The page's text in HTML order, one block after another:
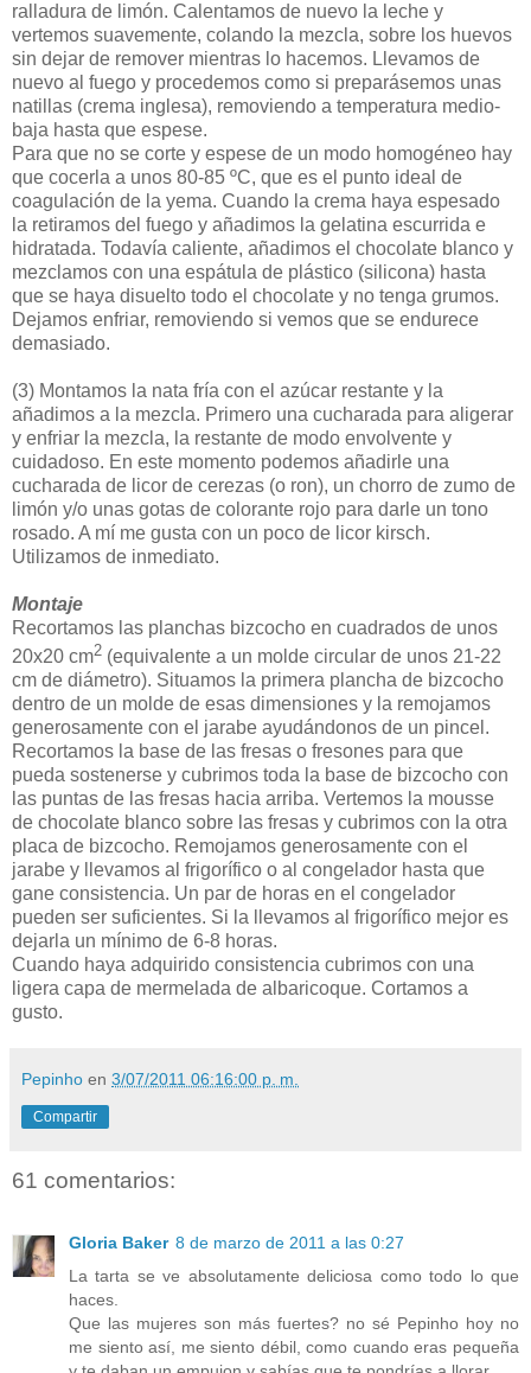
ralladura de limón. Calentamos de nuevo la leche y
vertemos suavemente, colando la mezcla, sobre los huevos
sin dejar de remover mientras lo hacemos. Llevamos de
nuevo al fuego y procedemos como si preparásemos unas
natillas (crema inglesa), removiendo a temperatura medio-
baja hasta que espese.
Para que no se corte y espese de un modo homogéneo hay
que cocerla a unos 80-85 ºC, que es el punto ideal de
coagulación de la yema. Cuando la crema haya espesado
la retiramos del fuego y añadimos la gelatina escurrida e
hidratada. Todavía caliente, añadimos el chocolate blanco y
mezclamos con una espátula de plástico (silicona) hasta
que se haya disuelto todo el chocolate y no tenga grumos.
Dejamos enfriar, removiendo si vemos que se endurece
demasiado.
(3) Montamos la nata fría con el azúcar restante y la
añadimos a la mezcla. Primero una cucharada para aligerar
y enfriar la mezcla, la restante de modo envolvente y
cuidadoso. En este momento podemos añadirle una
cucharada de licor de cerezas (o ron), un chorro de zumo de
limón y/o unas gotas de colorante rojo para darle un tono
rosado. A mí me gusta con un poco de licor kirsch.
Utilizamos de inmediato.
Montaje
Recortamos las planchas bizcocho en cuadrados de unos
20x20 cm2 (equivalente a un molde circular de unos 21-22
cm de diámetro). Situamos la primera plancha de bizcocho
dentro de un molde de esas dimensiones y la remojamos
generosamente con el jarabe ayudándonos de un pincel.
Recortamos la base de las fresas o fresones para que
pueda sostenerse y cubrimos toda la base de bizcocho con
las puntas de las fresas hacia arriba. Vertemos la mousse
de chocolate blanco sobre las fresas y cubrimos con la otra
placa de bizcocho. Remojamos generosamente con el
jarabe y llevamos al frigorífico o al congelador hasta que
gane consistencia. Un par de horas en el congelador
pueden ser suficientes. Si la llevamos al frigorífico mejor es
dejarla un mínimo de 6-8 horas.
Cuando haya adquirido consistencia cubrimos con una
ligera capa de mermelada de albaricoque. Cortamos a
gusto.
Pepinho en 3/07/2011 06:16:00 p. m.
Compartir
61 comentarios:
Gloria Baker 8 de marzo de 2011 a las 0:27
La tarta se ve absolutamente deliciosa como todo lo que
haces.
Que las mujeres son más fuertes? no sé Pepinho hoy no
me siento así, me siento débil, como cuando eras pequeña